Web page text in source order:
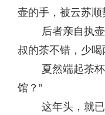
壶的手，被云苏顺
后者亲自执壶
叔的茶不错，少喝
夏然端起茶杯
馆？”
这年头，就已